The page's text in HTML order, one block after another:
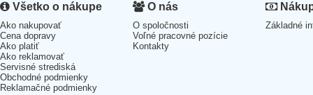
Všetko o nákupe
Ako nakupovať
Cena dopravy
Ako platiť
Ako reklamovať
Servisné strediská
Obchodné podmienky
Reklamačné podmienky
O nás
O spoločnosti
Voľné pracovné pozície
Kontakty
Základné